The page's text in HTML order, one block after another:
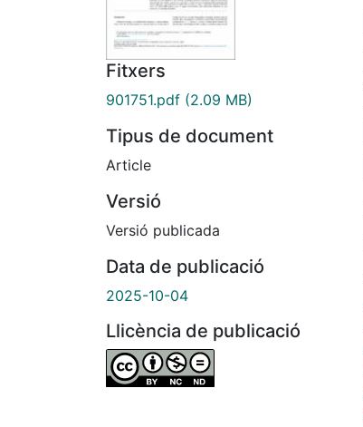
Fitxers
901751.pdf (2.09 MB)
Tipus de document
Article
Versió
Versió publicada
Data de publicació
2025-10-04
Llicència de publicació